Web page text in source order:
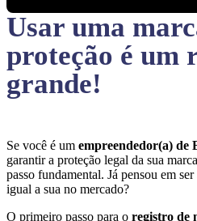
Usar uma
proteção é um
grande!
Se você é um empreendedor(a) de
garantir a proteção legal da sua
passo fundamental. Já pensou em
igual a sua no mercado?
O primeiro passo para o registro de